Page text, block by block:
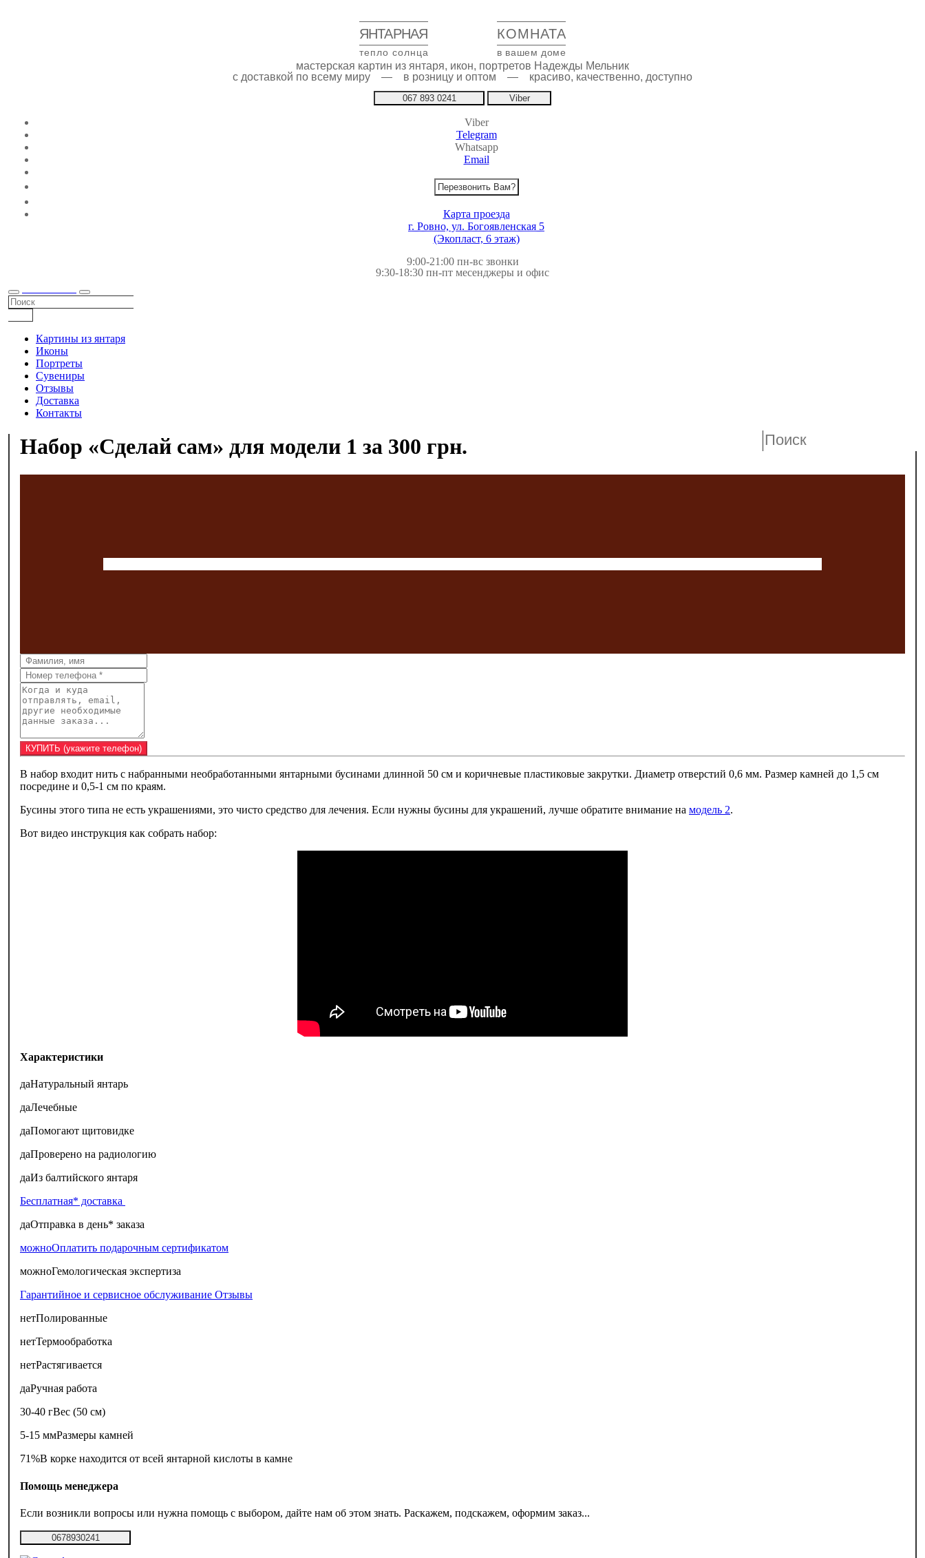
ЯНТАРНАЯ КОМНАТА
тепло солнца в вашем доме
мастерская картин из янтаря, икон, портретов Надежды Мельник
с доставкой по всему миру — в розницу и оптом — красиво, качественно, доступно
067 893 0241 Viber
Viber
Telegram
Whatsapp
Email
Перезвонить Вам?
Карта проезда
г. Ровно, ул. Богоявленская 5
(Экопласт, 6 этаж)
9:00-21:00 пн-вс звонки
9:30-18:30 пн-пт месенджеры и офис
Картины из янтаря
Иконы
Портреты
Сувениры
Отзывы
Доставка
Контакты
Набор «‎‎Сделай сам» для модели 1 за 300 грн.
В набор входит нить с набранными необработанными янтарными бусинами длинной 50 см и коричневые пластиковые закрутки. Диаметр отверстий 0,6 мм. Размер камней до 1,5 см
посредине и 0,5-1 см по краям.
Бусины этого типа не есть украшениями, это чисто средство для лечения. Если нужны бусины для украшений, лучше обратите внимание на модель 2.
Вот видео инструкция как собрать набор:
Характеристики
даНатуральный янтарь
даЛечебные
даПомогают щитовидке
даПроверено на радиологию
даИз балтийского янтаря
Бесплатная* доставка
даОтправка в день* заказа
можноОплатить подарочным сертификатом
можноГемологическая экспертиза
Гарантийное и сервисное обслуживание Отзывы
нетПолированные
нетТермообработка
нетРастягивается
даРучная работа
30-40 гВес (50 см)
5-15 ммРазмеры камней
71%В корке находится от всей янтарной кислоты в камне
Помощь менеджера
Если возникли вопросы или нужна помощь с выбором, дайте нам об этом знать. Раскажем, подскажем, оформим заказ...
0678930241